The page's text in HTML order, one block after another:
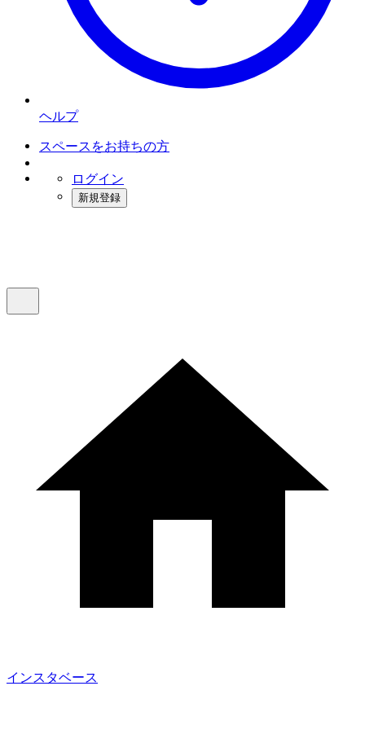
ヘルプ
スペースをお持ちの方
ログイン
新規登録
インスタベース